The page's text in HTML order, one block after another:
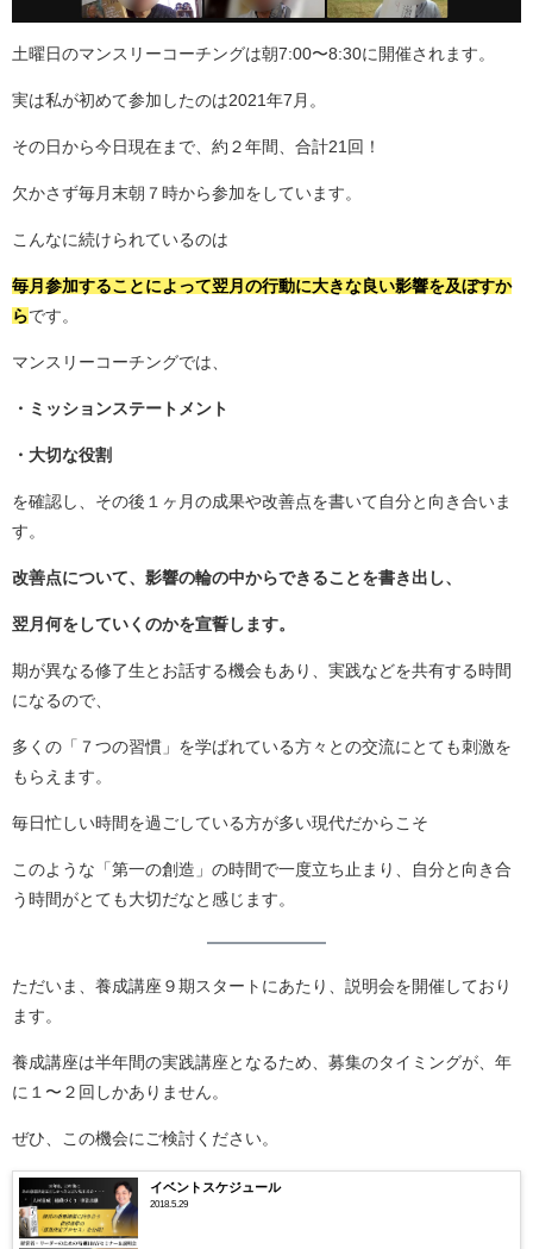
土曜日のマンスリーコーチングは朝7:00〜8:30に開催されます。
実は私が初めて参加したのは2021年7月。
その日から今日現在まで、約２年間、合計21回！
欠かさず毎月末朝７時から参加をしています。
こんなに続けられているのは
毎月参加することによって翌月の行動に大きな良い影響を及ぼすか
らです。
マンスリーコーチングでは、
・ミッションステートメント
・大切な役割
を確認し、その後１ヶ月の成果や改善点を書いて自分と向き合いま
す。
改善点について、影響の輪の中からできることを書き出し、
翌月何をしていくのかを宣誓します。
期が異なる修了生とお話する機会もあり、実践などを共有する時間
になるので、
多くの「７つの習慣」を学ばれている方々との交流にとても刺激を
もらえます。
毎日忙しい時間を過ごしている方が多い現代だからこそ
このような「第一の創造」の時間で一度立ち止まり、自分と向き合
う時間がとても大切だなと感じます。
ただいま、養成講座９期スタートにあたり、説明会を開催しており
ます。
養成講座は半年間の実践講座となるため、募集のタイミングが、年
に１〜２回しかありません。
ぜひ、この機会にご検討ください。
イベントスケジュール
2018.5.29